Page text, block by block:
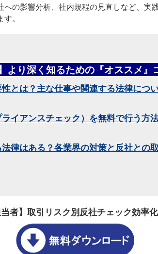
への影響分析、社内規程の見直しなど、実
。
】より深く知るための『オススメ』
とは？主な仕事や関連する法律につ
イアンスチェック）を無料で行う方
律はある？各業界の対策と反社との
当者】取引リスク別反社チェック効率